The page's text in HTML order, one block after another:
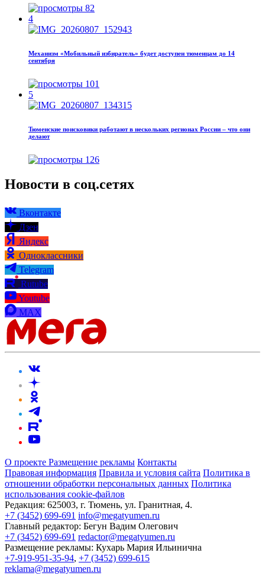
82
4
Механизм «Мобильный избиратель» будет доступен тюменцам до 14
сентября
101
5
Тюменские поисковики работают в нескольких регионах России – что они
делают
126
Новости в соц.сетях
Вконтакте
Дзен
Яндекс
Одноклассники
Telegram
Rutube
Youtube
MAX
О проекте Размещение рекламы Контакты
Правовая информация Правила и условия сайта Политика в
отношении обработки персональных данных Политика
использования cookie-файлов
Редакция: 625003, г. Тюмень, ул. Гранитная, 4.
+7 (3452) 699-691 info@megatyumen.ru
Главный редактор: Бегун Вадим Олегович
+7 (3452) 699-691 redactor@megatyumen.ru
Размещение рекламы: Кухарь Мария Ильинична
+7-919-951-35-94, +7 (3452) 699-615
reklama@megatyumen.ru